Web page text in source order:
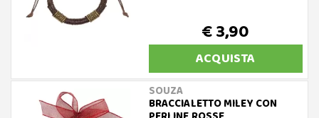
€ 3,90
ACQUISTA
SOUZA
BRACCIALETTO MILEY CON